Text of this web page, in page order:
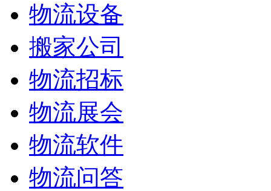
物流设备
搬家公司
物流招标
物流展会
物流软件
物流问答